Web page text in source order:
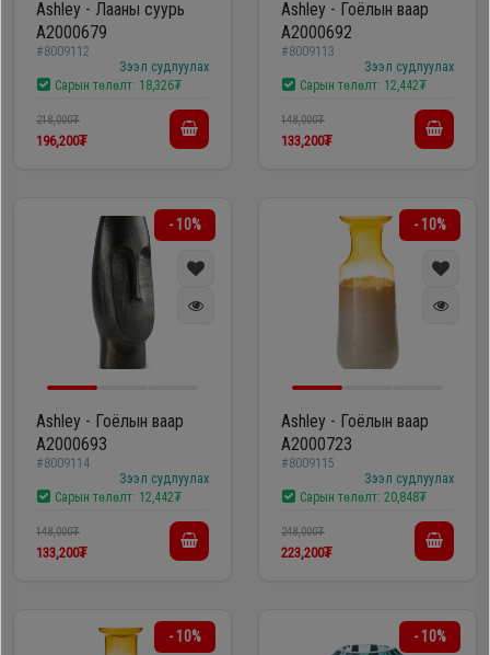
Ashley - Лааны суурь
A2000679
#8009112
Зээл судлуулах
Сарын төлөлт: 18,326₮
218,000₮
196,200₮
Ashley - Гоёлын ваар
A2000692
#8009113
Зээл судлуулах
Сарын төлөлт: 12,442₮
148,000₮
133,200₮
- 10%
Ashley - Гоёлын ваар
A2000693
#8009114
Зээл судлуулах
Сарын төлөлт: 12,442₮
148,000₮
133,200₮
- 10%
Ashley - Гоёлын ваар
A2000723
#8009115
Зээл судлуулах
Сарын төлөлт: 20,848₮
248,000₮
223,200₮
- 10% - 10%